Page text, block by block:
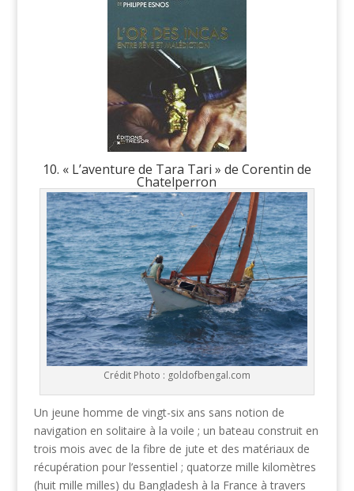
10. « L’aventure de Tara Tari » de Corentin de
Chatelperron
Crédit Photo : goldofbengal.com
Un jeune homme de vingt-six ans sans notion de
navigation en solitaire à la voile ; un bateau construit en
trois mois avec de la fibre de jute et des matériaux de
récupération pour l’essentiel ; quatorze mille kilomètres
(huit mille milles) du Bangladesh à la France à travers